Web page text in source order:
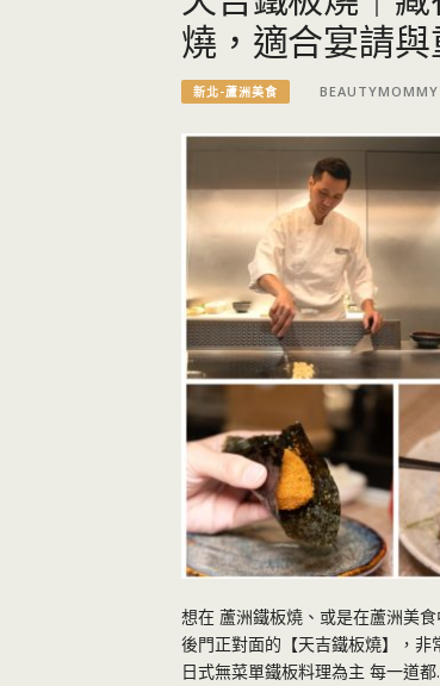
燒，適合宴請
新北-蘆洲美食
想在 蘆洲鐵板燒、或是在蘆洲美
後門正對面的【天吉鐵板燒】，
日式無菜單鐵板料理為主 每一道